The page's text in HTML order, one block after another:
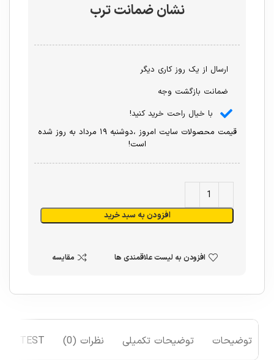
نشان ضمانت ترب
ارسال از یک روز کاری دیگر
ضمانت بازگشت وجه
با خیال راحت خرید کنید!
قیمت محصولات سایت امروز ،دوشنبه ۱۹ مرداد به روز شده
است!
افزودن به سبد خرید
افزودن به لیست علاقمندی ها مقایسه
توضیحات توضیحات تکمیلی نظرات (0) TEST